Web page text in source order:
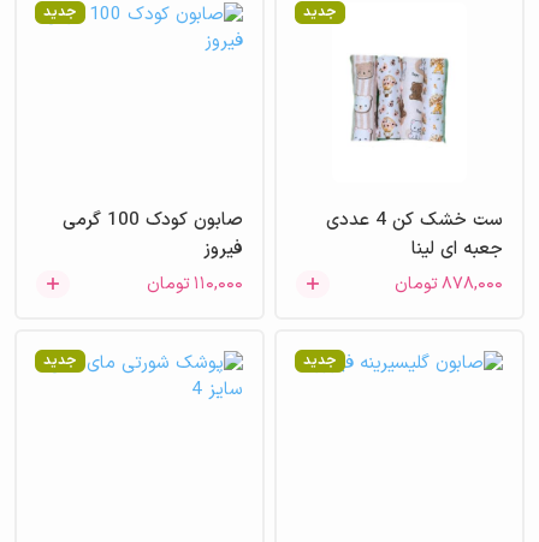
جدید
ست خشک کن 4 عددی
جعبه ای لینا
۸۷۸,۰۰۰تومان
جدید
صابون کودک 100 گرمی
فیروز
۱۱۰,۰۰۰تومان
جدید جدید